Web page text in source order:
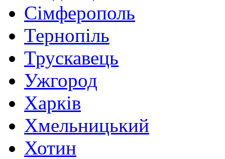
Сімферополь
Тернопіль
Трускавець
Ужгород
Харків
Хмельницький
Хотин